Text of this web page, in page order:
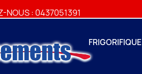
NOUS : 0437051391
FRIGORIFIQUE